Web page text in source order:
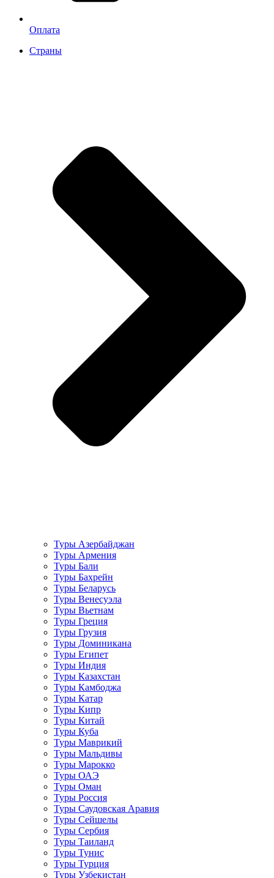
Оплата
Страны
Туры Азербайджан
Туры Армения
Туры Бали
Туры Бахрейн
Туры Беларусь
Туры Венесуэла
Туры Вьетнам
Туры Греция
Туры Грузия
Туры Доминикана
Туры Египет
Туры Индия
Туры Казахстан
Туры Камбоджа
Туры Катар
Туры Кипр
Туры Китай
Туры Куба
Туры Маврикий
Туры Мальдивы
Туры Марокко
Туры ОАЭ
Туры Оман
Туры Россия
Туры Саудовская Аравия
Туры Сейшелы
Туры Сербия
Туры Таиланд
Туры Тунис
Туры Турция
Туры Узбекистан